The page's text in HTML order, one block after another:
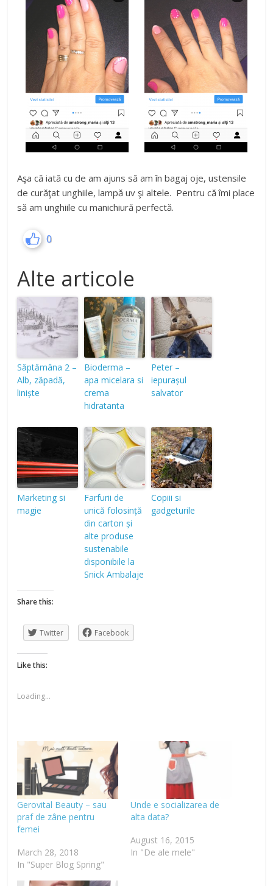
Aşa că iată cu de am ajuns să am în bagaj oje, ustensile
de curăţat unghiile, lampă uv şi altele. Pentru că îmi place
să am unghiile cu manichiură perfectă.
0
Alte articole
Săptămâna 2 –
Alb, zăpadă,
liniște
Bioderma –
apa micelara si
crema
hidratanta
Peter –
iepurașul
salvator
Marketing si
magie
Farfurii de
unică folosință
din carton și
alte produse
sustenabile
disponibile la
Snick Ambalaje
Copiii si
gadgeturile
Share this:
Twitter Facebook
Like this:
Loading...
Gerovital Beauty – sau
praf de zâne pentru
femei
March 28, 2018
In "Super Blog Spring"
Unde e socializarea de
alta data?
August 16, 2015
In "De ale mele"